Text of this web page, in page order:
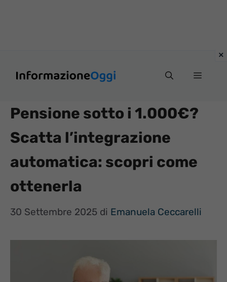
Menu
Pensione sotto i 1.000€?
Scatta l’integrazione
automatica: scopri come
ottenerla
30 Settembre 2025 di Emanuela Ceccarelli